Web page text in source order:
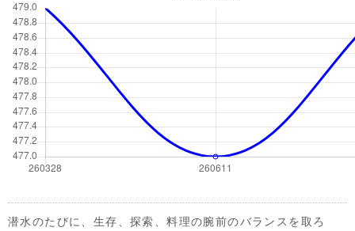
潜水のたびに、生存、探索、料理の腕前のバランスを取ろ